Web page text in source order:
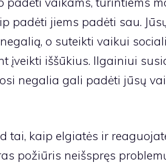
padėti jiems padėti sau.
o suteikti vaikui
įveikti iššūkius. Ilgainiui
negalia gali padėti jūsų
tai, kaip elgiatės ir
požiūris neišspręs